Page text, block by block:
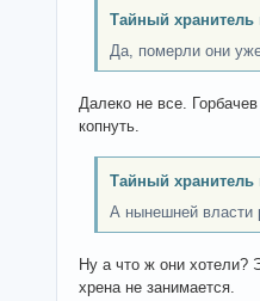
Тайный хранитель
Да, померли они
Далеко не все.
копнуть.
Тайный хранитель
А нынешней власти
Ну а что ж они хотели?
хрена не занимается.